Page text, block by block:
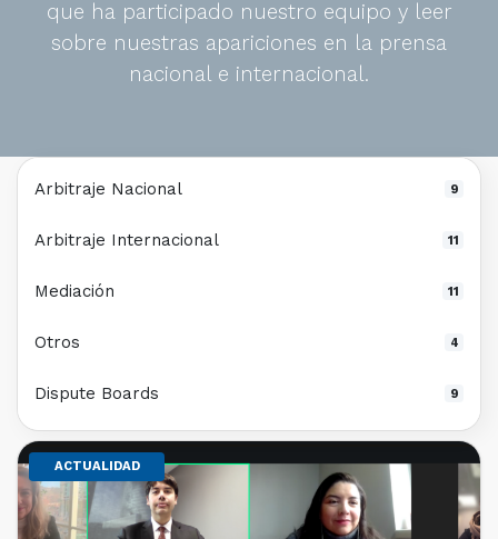
que ha participado nuestro equipo y leer
sobre nuestras apariciones en la prensa
nacional e internacional.
ACTUALIDAD
Arbitraje Nacional 9
Arbitraje Internacional 11
Mediación 11
Otros 4
Dispute Boards 9